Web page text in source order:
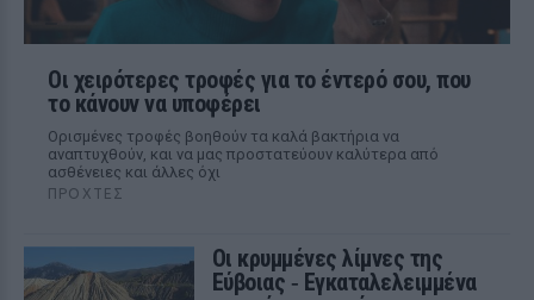
Οι χειρότερες τροφές για το έντερό σου, που
το κάνουν να υποφέρει
Ορισμένες τροφές βοηθούν τα καλά βακτήρια να
αναπτυχθούν, και να μας προστατεύουν καλύτερα από
ασθένειες και άλλες όχι
ΠΡΟΧΤΈΣ
Οι κρυμμένες λίμνες της
Εύβοιας ‑ Εγκαταλελειμμένα